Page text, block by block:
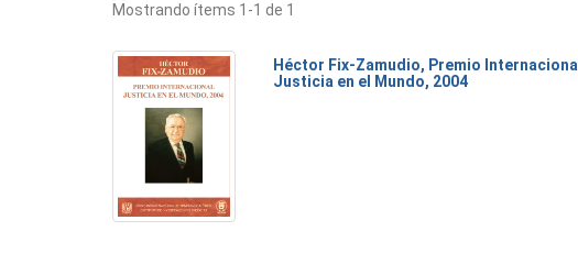
Mostrando ítems 1-1 de 1
Héctor Fix-Zamudio, Premio Internacional
Justicia en el Mundo, 2004